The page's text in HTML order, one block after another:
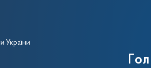
Державної
України